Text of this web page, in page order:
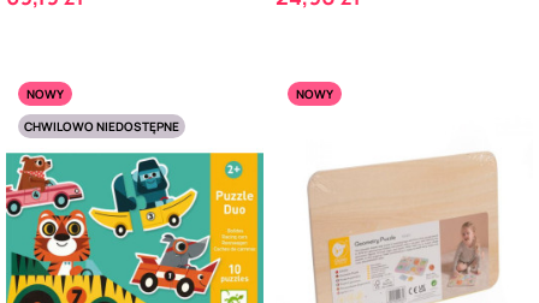
NOWY
CHWILOWO NIEDOSTĘPNE
NOWY